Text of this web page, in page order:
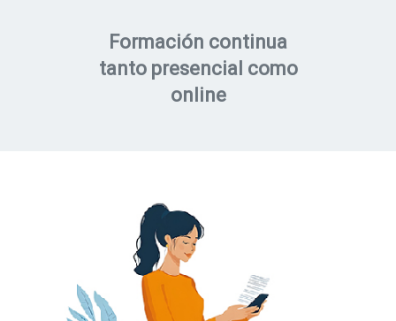
Formación continua
tanto presencial como
online